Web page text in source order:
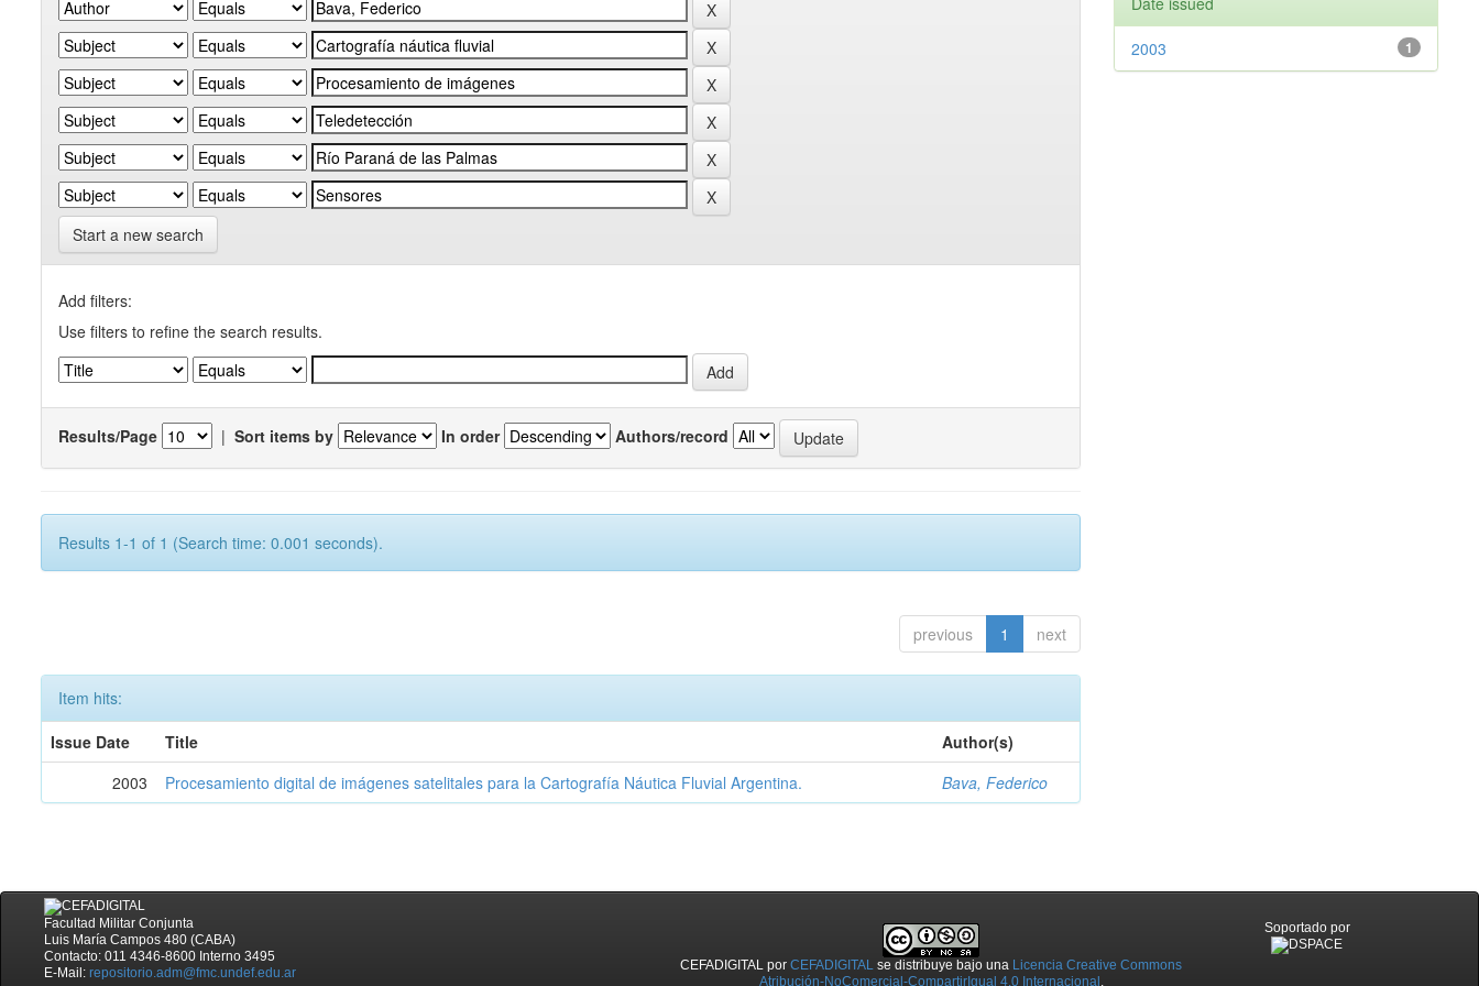
Start a new search
Add filters:
Use filters to refine the search results.
Results/Page | Sort items by In order Authors/record
Results 1-1 of 1 (Search time: 0.001 seconds).
previous 1 next
Item hits:
Issue Date
Title
Author(s)
2003
Procesamiento digital de imágenes satelitales para la Cartografía Náutica Fluvial Argentina. Bava, Federico
1
2003
Facultad Militar Conjunta
Luis María Campos 480 (CABA)
Contacto: 011 4346-8600 Interno 3495
E-Mail: repositorio.adm@fmc.undef.edu.ar CEFADIGITAL porCEFADIGITAL se distribuye bajo una Licencia Creative Commons
Atribución-NoComercial-CompartirIgual 4.0 Internacional .
Soportado por